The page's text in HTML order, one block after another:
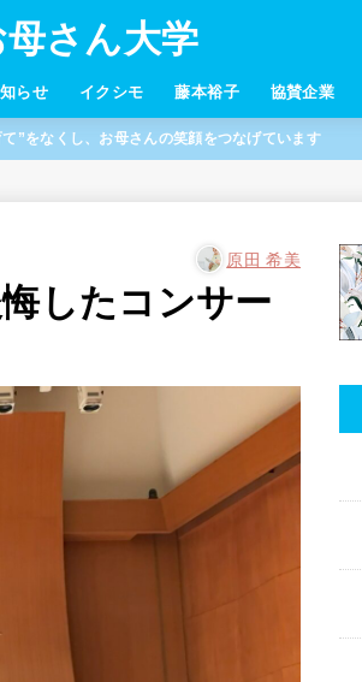
母さん大学
らせ イクシモ 藤本裕子 協賛企業
”をなくし、お母さんの笑顔をつなげています
原田 希美
したコンサー